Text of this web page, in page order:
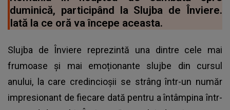
duminică, participând la Slujba de Înviere.
Iată la ce oră va începe aceasta.
Slujba de Înviere reprezintă una dintre cele mai
frumoase și mai emoționante slujbe din cursul
anului, la care credincioșii se strâng într-un număr
impresionant de fiecare dată pentru a întâmpina într-